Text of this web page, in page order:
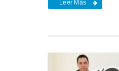
Leer Más